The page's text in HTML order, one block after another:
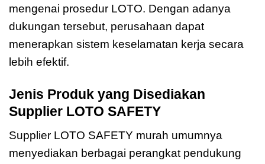
mengenai prosedur LOTO. Dengan adanya
dukungan tersebut, perusahaan dapat
menerapkan sistem keselamatan kerja secara
lebih efektif.
Jenis Produk yang Disediakan
Supplier LOTO SAFETY
Supplier LOTO SAFETY murah umumnya
menyediakan berbagai perangkat pendukung